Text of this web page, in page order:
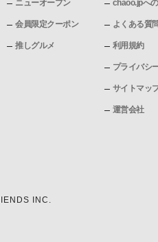
ニューオープン
会員限定クーポン
推しグルメ
chaoo.jpへ
よくある質
利用規約
プライバシ
サイトマッ
運営会社
INC.